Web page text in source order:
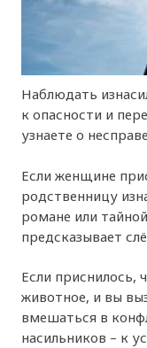
Наблюдать
к опасности и
узнаете о
Если женщине
родственницу
романе или
предсказывает
Если приснилось,
животное, и вы
вмешаться в
насильников – к